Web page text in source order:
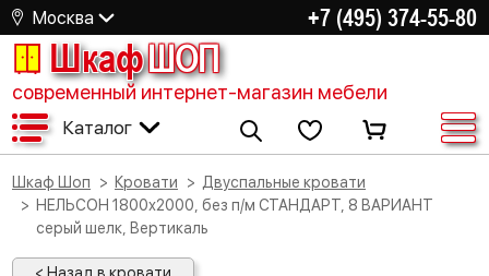
Москва +7 (495) 374-55-80
ШкафШОП
современный интернет-магазин мебели
Каталог
Шкаф Шоп Кровати
Двуспальные кровати
НЕЛЬСОН 1800х2000, без п/м СТАНДАРТ, 8 ВАРИАНТ
серый шелк, Вертикаль